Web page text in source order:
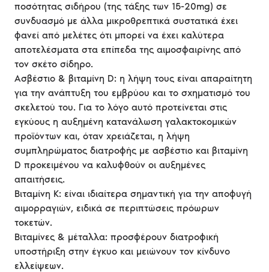
ποσότητας σιδήρου (της τάξης των 15-20mg) σε
συνδυασμό με άλλα μικροθρεπτικά συστατικά έχει
φανεί από μελέτες ότι μπορεί να έχει καλύτερα
αποτελέσματα στα επίπεδα της αιμοσφαιρίνης από
τον σκέτο σίδηρο.
Ασβέστιο & βιταμίνη D: η λήψη τους είναι απαραίτητη
για την ανάπτυξη του εμβρύου και το σχηματισμό του
σκελετού του. Για το λόγο αυτό προτείνεται στις
εγκύους η αυξημένη κατανάλωση γαλακτοκομικών
προϊόντων και, όταν χρειάζεται, η λήψη
συμπληρώματος διατροφής με ασβέστιο και βιταμίνη
D προκειμένου να καλυφθούν οι αυξημένες
απαιτήσεις.
Βιταμίνη Κ: είναι ιδιαίτερα σημαντική για την αποφυγή
αιμορραγιών, ειδικά σε περιπτώσεις πρόωρων
τοκετών.
Βιταμίνες & μέταλλα: προσφέρουν διατροφική
υποστήριξη στην έγκυο και μειώνουν τον κίνδυνο
ελλείψεων.